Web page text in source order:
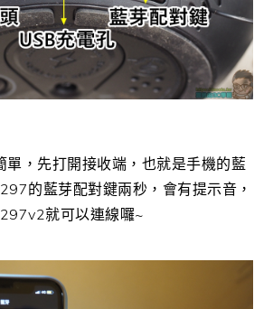
單，先打開接收端，也就是手機的藍
的藍芽配對鍵兩秒，會有提示音，
就可以連線囉~